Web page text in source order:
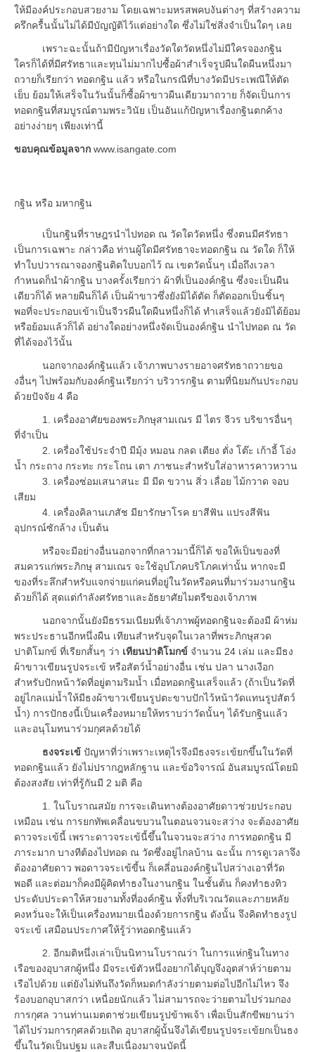
ให้มีองค์ประกอบสวยงาม โดยเฉพาะมหรสพคบงันต่างๆ ที่สร้างความ
ครึกครื้นนั้นไม่ได้มีบัญญัติไว้แต่อย่างใด ซึ่งไม่ใช่สิ่งจำเป็นใดๆ เลย
เพราะฉะนั้นถ้ามีปัญหาเรื่องวัดใดวัดหนึ่งไม่มีใครจองกฐิน
ใครก็ได้ที่มีศรัทธาและทุนไม่มากไปซื้อผ้าสำเร็จรูปผืนใดผืนหนึ่งมา
ถวายก็เรียกว่า ทอดกฐิน แล้ว หรือในกรณีที่บางวัดมีประเพณีให้ตัด
เย็บ ย้อมให้เสร็จในวันนั้นก็ซื้อผ้าขาวผืนเดียวมาถวาย ก็จัดเป็นการ
ทอดกฐินที่สมบูรณ์ตามพระวินัย เป็นอันแก้ปัญหาเรื่องกฐินตกค้าง
อย่างง่ายๆ เพียงเท่านี้
ขอบคุณข้อมูลจาก www.isangate.com
กฐิน หรือ มหากฐิน
เป็นกฐินที่ราษฎรนำไปทอด ณ วัดใดวัดหนึ่ง ซึ่งตนมีศรัทธา
เป็นการเฉพาะ กล่าวคือ ท่านผู้ใดมีศรัทธาจะทอดกฐิน ณ วัดใด ก็ให้
ทำใบปวารณาจองกฐินติดใบบอกไว้ ณ เขตวัดนั้นๆ เมื่อถึงเวลา
กำหนดก็นำผ้ากฐิน บางครั้งเรียกว่า ผ้าที่เป็นองค์กฐิน ซึ่งจะเป็นผืน
เดียวก็ได้ หลายผืนก็ได้ เป็นผ้าขาวซึ่งยังมิได้ตัด ก็ตัดออกเป็นชิ้นๆ
พอที่จะประกอบเข้าเป็นจีวรผืนใดผืนหนึ่งก็ได้ ทำเสร็จแล้วยังมิได้ย้อม
หรือย้อมแล้วก็ได้ อย่างใดอย่างหนึ่งจัดเป็นองค์กฐิน นำไปทอด ณ วัด
ที่ได้จองไว้นั้น
นอกจากองค์กฐินแล้ว เจ้าภาพบางรายอาจศรัทธาถวายขอ
งอื่นๆ ไปพร้อมกับองค์กฐินเรียกว่า บริวารกฐิน ตามที่นิยมกันประกอบ
ด้วยปัจจัย 4 คือ
1. เครื่องอาศัยของพระภิกษุสามเณร มี ไตร จีวร บริขารอื่นๆ
ที่จำเป็น
2. เครื่องใช้ประจำปี มีมุ้ง หมอน กลด เตียง ตั่ง โต๊ะ เก้าอี้ โอ่ง
น้ำ กระถาง กระทะ กระโถน เตา ภาชนะสำหรับใส่อาหารคาวหวาน
3. เครื่องซ่อมเสนาสนะ มี มีด ขวาน สิ่ว เลื่อย ไม้กวาด จอบ
เสียม
4. เครื่องคิลานเภสัช มียารักษาโรค ยาสีฟัน แปรงสีฟัน
อุปกรณ์ซักล้าง เป็นต้น
หรือจะมีอย่างอื่นนอกจากที่กลาวมานี้ก็ได้ ขอให้เป็นของที่
สมควรแก่พระภิกษุ สามเณร จะใช้อุปโภคบริโภคเท่านั้น หากจะมี
ของที่ระลึกสำหรับแจกจ่ายแก่คนที่อยู่ในวัดหรือคนที่มาร่วมงานกฐิน
ด้วยก็ได้ สุดแต่กำลังศรัทธาและอัธยาศัยไมตรีของเจ้าภาพ
นอกจากนั้นยังมีธรรมเนียมที่เจ้าภาพผู้ทอดกฐินจะต้องมี ผ้าห่ม
พระประธานอีกหนึ่งผืน เทียนสำหรับจุดในเวลาที่พระภิกษุสวด
ปาติโมกข์ ที่เรียกสั้นๆ ว่า เทียนปาติโมกข์ จำนวน 24 เล่ม และมีธง
ผ้าขาวเขียนรูปจระเข้ หรือสัตว์น้ำอย่างอื่น เช่น ปลา นางเงือก
สำหรับปักหน้าวัดที่อยู่ตามริมน้ำ เมื่อทอดกฐินเสร็จแล้ว (ถ้าเป็นวัดที่
อยู่ไกลแม่น้ำให้มีธงผ้าขาวเขียนรูปตะขาบปักไว้หน้าวัดแทนรูปสัตว์
น้ำ) การปักธงนี้เป็นเครื่องหมายให้ทราบว่าวัดนั้นๆ ได้รับกฐินแล้ว
และอนุโมทนาร่วมกุศลด้วยได้
ธงจระเข้ ปัญหาที่ว่าเพราะเหตุไรจึงมีธงจระเข้ยกขึ้นในวัดที่
ทอดกฐินแล้ว ยังไม่ปรากฎหลักฐาน และข้อวิจารณ์ อันสมบูรณ์โดยมิ
ต้องสงสัย เท่าที่รู้กันมี 2 มติ คือ
1. ในโบราณสมัย การจะเดินทางต้องอาศัยดาวช่วยประกอบ
เหมือน เช่น การยกทัพเคลื่อนขบวนในตอนจวนจะสว่าง จะต้องอาศัย
ดาวจระเข้นี้ เพราะดาวจระเข้นี้ขึ้นในจวนจะสว่าง การทอดกฐิน มี
ภาระมาก บางทีต้องไปทอด ณ วัดซึ่งอยู่ไกลบ้าน ฉะนั้น การดูเวลาจึง
ต้องอาศัยดาว พอดาวจระเข้ขี้น ก็เคลี่อนองค์กฐินไปสว่างเอาที่วัด
พอดี และต่อมาก็คงมีผู้คิดทำธงในงานกฐิน ในชั้นต้น ก็คงทำธงทิว
ประดับประดาให้สวยงามทั้งที่องค์กฐิน ทั้งที่บริเวณวัดและภายหลัย
คงหวั่นจะให้เป็นเครื่องหมายเนื่องด้วยการกฐิน ดังนั้น จึงคิดทำธงรูป
จระเข้ เสมือนประกาศให้รู้ว่าทอดกฐินแล้ว
2. อีกมติหนึ่งเล่าเป็นนิทานโบราณว่า ในการแห่กฐินในทาง
เรือของอุบาสกผู้หนึ่ง มีจระเข้ตัวหนึ่งอยากได้บุญจึงอุตส่าห์ว่ายตาม
เรือไปด้วย แต่ยังไม่ทันถึงวัดก็หมดกำลังว่ายตามต่อไปอีกไม่ไหว จึง
ร้องบอกอุบาสกว่า เหนื่อยนักแล้ว ไม่สามารถจะว่ายตามไปร่วมกอง
การกุศล วานท่านเมตตาช่วยเขียนรูปข้าพเจ้า เพื่อเป็นสักขีพยานว่า
ได้ไปร่วมการกุศลด้วยเถิด อุบาสกผู้นั้นจึงได้เขียนรูปจระเข้ยกเป็นธง
ขึ้นในวัดเป็นปฐม และสืบเนื่องมาจนบัดนี้